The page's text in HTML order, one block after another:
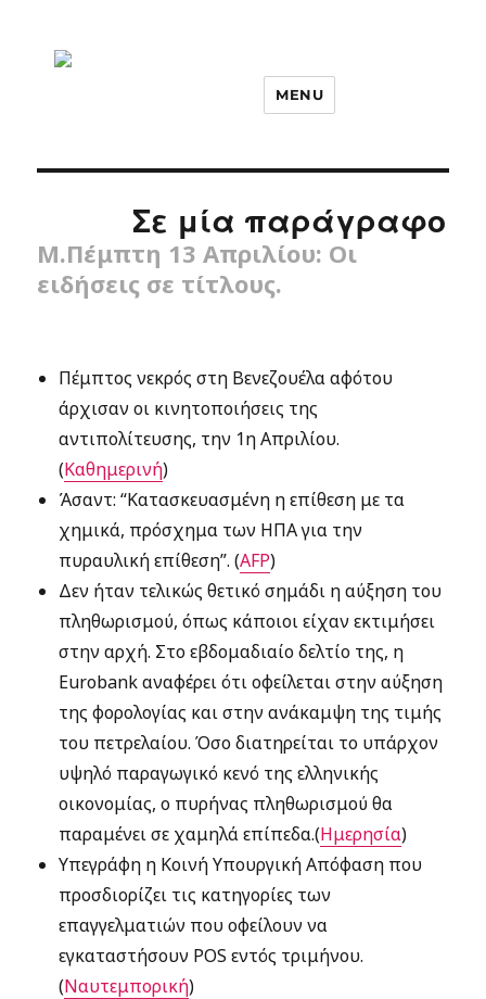
MENU
Σε μία παράγραφο
M.Πέμπτη 13 Απριλίου: Οι
ειδήσεις σε τίτλους.
Πέμπτος νεκρός στη Βενεζουέλα αφότου
άρχισαν οι κινητοποιήσεις της
αντιπολίτευσης, την 1η Απριλίου.
(Καθημερινή)
Άσαντ: “Κατασκευασμένη η επίθεση με τα
χημικά, πρόσχημα των ΗΠΑ για την
πυραυλική επίθεση”. (AFP)
Δεν ήταν τελικώς θετικό σημάδι η αύξηση του
πληθωρισμού, όπως κάποιοι είχαν εκτιμήσει
στην αρχή. Στο εβδομαδιαίο δελτίο της, η
Eurobank αναφέρει ότι οφείλεται στην αύξηση
της φορολογίας και στην ανάκαμψη της τιμής
του πετρελαίου. Όσο διατηρείται το υπάρχον
υψηλό παραγωγικό κενό της ελληνικής
οικονομίας, ο πυρήνας πληθωρισμού θα
παραμένει σε χαμηλά επίπεδα.(Ημερησία)
Υπεγράφη η Κοινή Υπουργική Απόφαση που
προσδιορίζει τις κατηγορίες των
επαγγελματιών που οφείλουν να
εγκαταστήσουν POS εντός τριμήνου.
(Ναυτεμπορική)